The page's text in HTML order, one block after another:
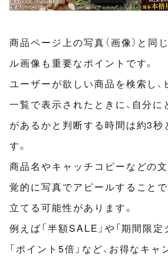
商品ページ上の写真（画像）と同
ル画像も重要なポイントです。
ユーザーが欲しい商品を検索し
一覧で表示されたときに、自分に
があるかと判断する時間は約3秒
す。
商品名やキャッチコピーなどの
覚的に写真でアピールすること
立てる可能性があります。
例えば「半額SALE」や「期間限定
「ポイント5倍」など、お得なキ